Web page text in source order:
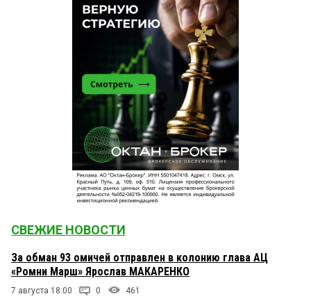
СВЕЖИЕ НОВОСТИ
За обман 93 омичей отправлен в колонию глава АЦ
«Ромни Марш» Ярослав МАКАРЕНКО
7 августа 18:00 0 461